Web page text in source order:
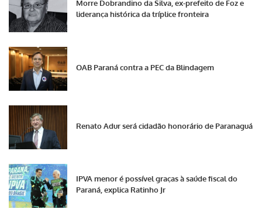
Morre Dobrandino da Silva, ex-prefeito de Foz e
liderança histórica da tríplice fronteira
OAB Paraná contra a PEC da Blindagem
Renato Adur será cidadão honorário de Paranaguá
IPVA menor é possível graças à saúde fiscal do
Paraná, explica Ratinho Jr